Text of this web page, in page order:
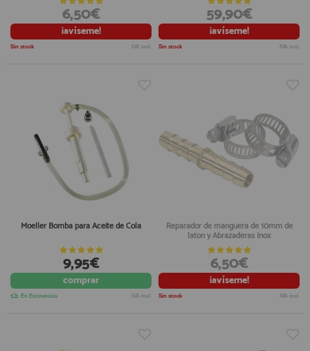
6,50€
¡avíseme!
Sin stock IVA incl.
59,90€
¡avíseme!
Sin stock IVA incl.
Moeller Bomba para Aceite de Cola
9,95€
comprar
En Existencias IVA incl.
Reparador de manguera de 10mm de
latón y Abrazaderas Inox
6,50€
¡avíseme!
Sin stock IVA incl.